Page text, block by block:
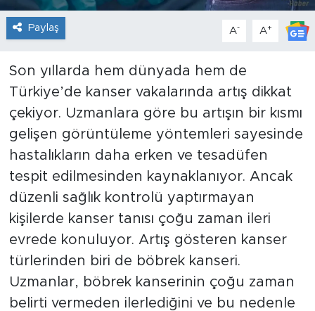
Paylaş A- A+
Son yıllarda hem dünyada hem de
Türkiye’de kanser vakalarında artış dikkat
çekiyor. Uzmanlara göre bu artışın bir kısmı
gelişen görüntüleme yöntemleri sayesinde
hastalıkların daha erken ve tesadüfen
tespit edilmesinden kaynaklanıyor. Ancak
düzenli sağlık kontrolü yaptırmayan
kişilerde kanser tanısı çoğu zaman ileri
evrede konuluyor. Artış gösteren kanser
türlerinden biri de böbrek kanseri.
Uzmanlar, böbrek kanserinin çoğu zaman
belirti vermeden ilerlediğini ve bu nedenle